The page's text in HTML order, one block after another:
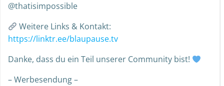
@thatisimpossible
Weitere Links & Kontakt:
https://linktr.ee/blaupause.tv
Danke, dass du ein Teil unserer Community bist!
– Werbesendung –